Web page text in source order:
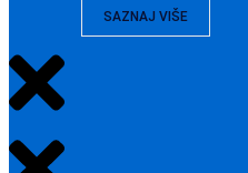
SAZNAJ VIŠE